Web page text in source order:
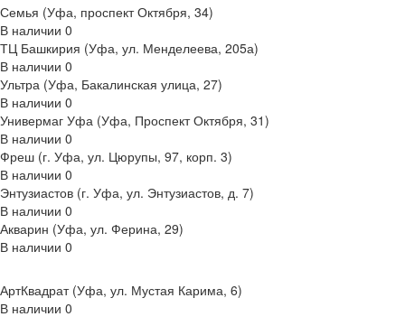
Семья (Уфа, проспект Октября, 34)
В наличии 0
ТЦ Башкирия (Уфа, ул. Менделеева, 205а)
В наличии 0
Ультра (Уфа, Бакалинская улица, 27)
В наличии 0
Универмаг Уфа (Уфа, Проспект Октября, 31)
В наличии 0
Фреш (г‌. Уфа, ул. Цюрупы, 97, корп. 3)
В наличии 0
Энтузиастов (г. Уфа, ул. Энтузиастов, д. 7)
В наличии 0
Акварин (Уфа, ул. Ферина, 29)
В наличии 0
АртКвадрат (Уфа, ул. Мустая Карима, 6)
В наличии 0